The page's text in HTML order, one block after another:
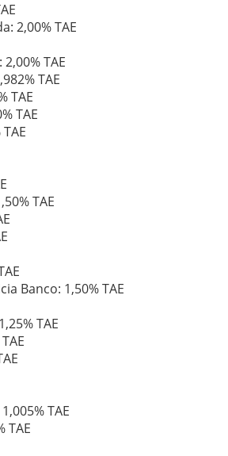
2,00% TAE
TAE
TAE
TAE
TAE
TAE
Banco: 1,50% TAE
TAE
TAE
TAE